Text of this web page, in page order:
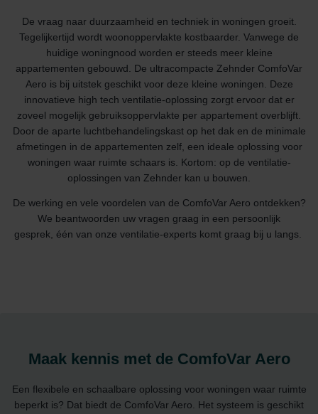
De vraag naar duurzaamheid en techniek in woningen groeit.
Tegelijkertijd wordt woonoppervlakte kostbaarder. Vanwege de
huidige woningnood worden er steeds meer kleine
appartementen gebouwd. De ultracompacte Zehnder ComfoVar
Aero is bij uitstek geschikt voor deze kleine woningen. Deze
innovatieve high tech ventilatie-oplossing zorgt ervoor dat er
zoveel mogelijk gebruiksoppervlakte per appartement overblijft.
Door de aparte luchtbehandelingskast op het dak en de minimale
afmetingen in de appartementen zelf, een ideale oplossing voor
woningen waar ruimte schaars is. Kortom: op de ventilatie-
oplossingen van Zehnder kan u bouwen.
De werking en vele voordelen van de ComfoVar Aero ontdekken?
We beantwoorden uw vragen graag in een persoonlijk
gesprek, één van onze ventilatie-experts komt graag bij u langs.
Maak kennis met de ComfoVar Aero
Een flexibele en schaalbare oplossing voor woningen waar ruimte
beperkt is? Dat biedt de ComfoVar Aero. Het systeem is geschikt